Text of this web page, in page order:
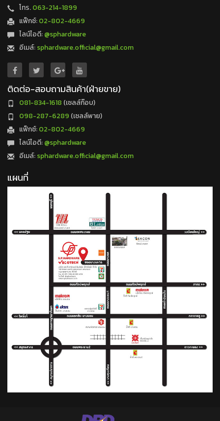
โทร.063-214-1899
แฟ็กซ์:02-802-4669
ไลน์ไอดี:@sphardware
อีเมล์:sphardware.official@gmail.com
ติดต่อ-สอบถามสินค้า(ฝ่ายขาย)
081-834-1618 (เซลล์ก๊อบ)
098-287-6289 (เซลล์พาย)
แฟ็กซ์:02-802-4669
ไลน์ไอดี:@sphardware
อีเมล์:sphardware.official@gmail.com
แผนที่